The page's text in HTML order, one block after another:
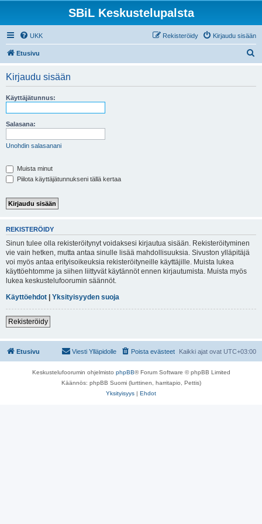
SBiL Keskustelupalsta
UKK Kirjaudu sisään
Rekisteröidy
Etusivu
Kirjaudu sisään
Käyttäjätunnus:
Salasana:
Unohdin salasanani
Muista minut
Piilota käyttäjätunnukseni tällä kertaa
REKISTERÖIDY
Sinun tulee olla rekisteröitynyt voidaksesi kirjautua sisään. Rekisteröityminen
vie vain hetken, mutta antaa sinulle lisää mahdollisuuksia. Sivuston ylläpitäjä
voi myös antaa erityisoikeuksia rekisteröityneille käyttäjille. Muista lukea
käyttöehtomme ja siihen liittyvät käytännöt ennen kirjautumista. Muista myös
lukea keskustelufoorumin säännöt.
Käyttöehdot | Yksityisyyden suoja
Rekisteröidy
Etusivu Kaikki ajat ovat UTC+03:00
Poista evästeet
Viesti Ylläpidolle
Keskustelufoorumin ohjelmisto phpBB® Forum Software © phpBB Limited
Käännös: phpBB Suomi (lurttinen, harritapio, Pettis)
Yksityisyys | Ehdot